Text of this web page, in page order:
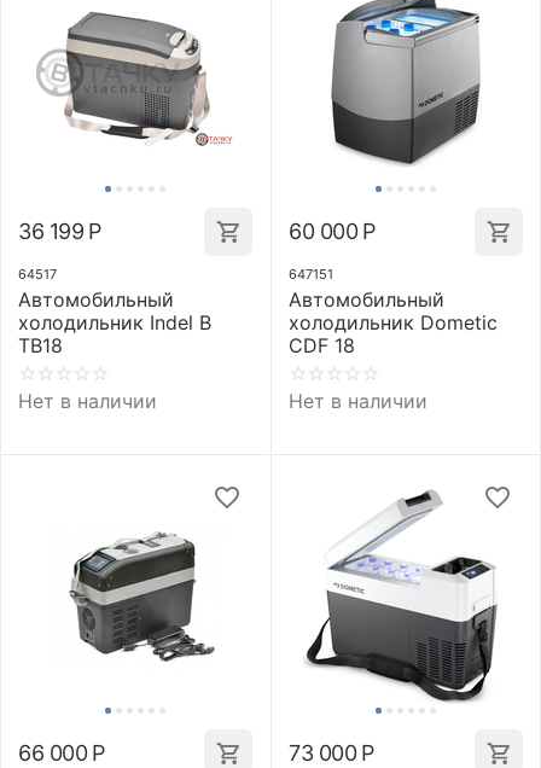
36 199 Р
64517
Автомобильный
холодильник Indel B
TB18
Нет в наличии
60 000 Р
647151
Автомобильный
холодильник Dometic
CDF 18
Нет в наличии
66 000 Р 73 000 Р